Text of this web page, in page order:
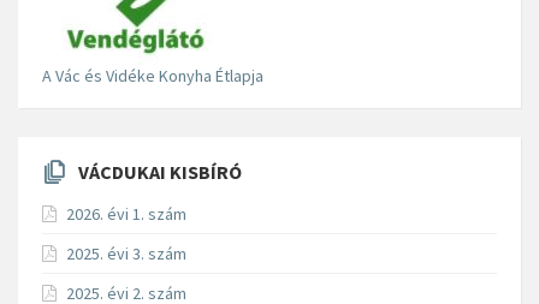
A Vác és Vidéke Konyha Étlapja
VÁCDUKAI KISBÍRÓ
2026. évi 1. szám
2025. évi 3. szám
2025. évi 2. szám